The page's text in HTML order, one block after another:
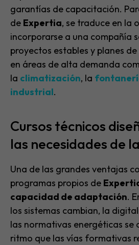
garantías de capacitación.
de Expertia, se traduce en la
incorporarse a una compañía
proyectos estables y planes
en áreas de alta demanda
la climatización, la
industrial.
Cursos técnicos
las necesidades de
Una de las grandes ventajas
programas propios de
capacidad de adaptación.
los sistemas cambian, la
las normativas energéticas se
ritmo que las vías formativas